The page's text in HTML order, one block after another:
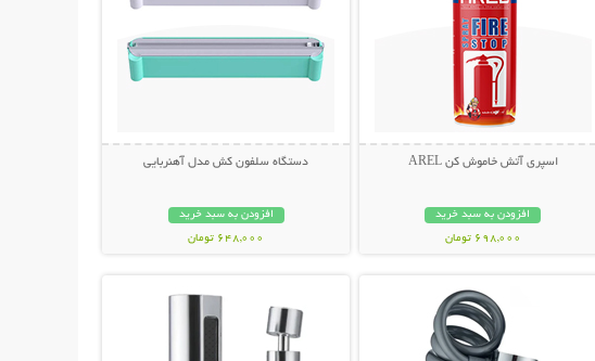
اسپری آتش خاموش کن AREL
افزودن به سبد خرید
698,000 تومان
دستگاه سلفون کش مدل آهنربایی
افزودن به سبد خرید
648,000 تومان